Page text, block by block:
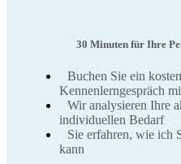
30 Minuten für Ihre
Buchen Sie ein
Kennenlerngespräch
Wir analysieren Ihre
individuellen Bedarf
Sie erfahren, wie ich
kann